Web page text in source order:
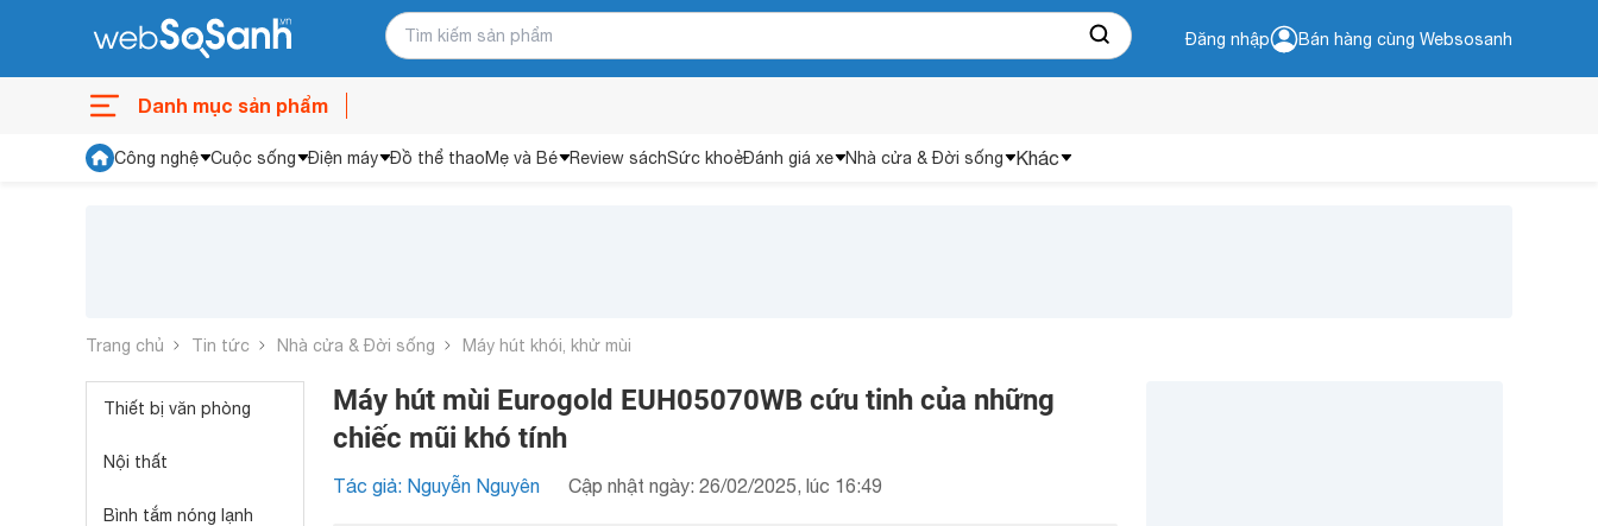
Đăng nhập Bán hàng cùng Websosanh
Danh mục sản phẩm
Công nghệ Cuộc sống Điện máy Đồ thể thaoMẹ và Bé Review sáchSức khoẻĐánh giá xe Nhà cửa & Đời sống Khác
Trang chủ Tin tức Nhà cửa & Đời sống Máy hút khói, khử mùi
Thiết bị văn phòng
Nội thất
Bình tắm nóng lạnh
Máy hút mùi Eurogold EUH05070WB cứu tinh của những
chiếc mũi khó tính
Tác giả: Nguyễn Nguyên Cập nhật ngày: 26/02/2025, lúc 16:49